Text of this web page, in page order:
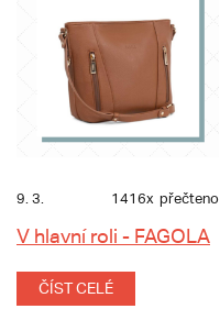
9. 3. 1416x přečteno
V hlavní roli - FAGOLA
ČÍST CELÉ